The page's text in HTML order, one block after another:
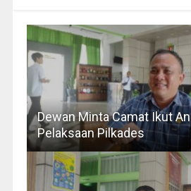
Dewan Minta Camat Ikut
Pelaksaan Pilkades